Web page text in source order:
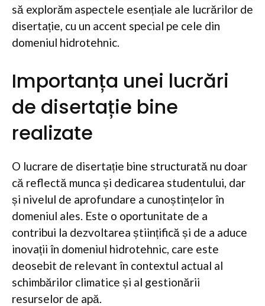
să explorăm aspectele esențiale ale lucrărilor de
disertație, cu un accent special pe cele din
domeniul hidrotehnic.
Importanța unei lucrări
de disertație bine
realizate
O lucrare de disertație bine structurată nu doar
că reflectă munca și dedicarea studentului, dar
și nivelul de aprofundare a cunoștințelor în
domeniul ales. Este o oportunitate de a
contribui la dezvoltarea științifică și de a aduce
inovații în domeniul hidrotehnic, care este
deosebit de relevant în contextul actual al
schimbărilor climatice și al gestionării
resurselor de apă.